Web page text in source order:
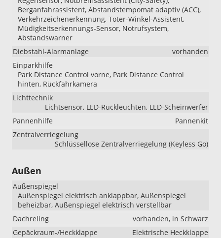
Berganfahrassistent, Abstandstempomat adaptiv (ACC),
Verkehrzeichenerkennung, Toter-Winkel-Assistent,
Müdigkeitserkennungs-Sensor, Notrufsystem,
Abstandswarner
Diebstahl-Alarmanlage
vorhanden
Einparkhilfe
Park Distance Control vorne, Park Distance Control
hinten, Rückfahrkamera
Lichttechnik
Lichtsensor, LED-Rückleuchten, LED-Scheinwerfer
Pannenhilfe
Pannenkit
Zentralverriegelung
Schlüssellose Zentralverriegelung (Keyless Go)
Außen
Außenspiegel
Außenspiegel elektrisch anklappbar, Außenspiegel
beheizbar, Außenspiegel elektrisch verstellbar
Dachreling
vorhanden, in Schwarz
Gepäckraum-/Heckklappe
Elektrische Heckklappe